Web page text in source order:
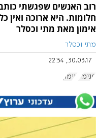
רוב האנשים שפגשתי
חלומות. היא ארוכה ואין
אימון מאת מתי וכסלר
מתי וכסלר
30.03.17, 22:54
פנימה אימון